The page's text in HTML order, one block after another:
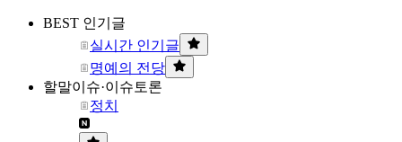
BEST 인기글
실시간 인기글
명예의 전당
할말이슈·이슈토론
정치